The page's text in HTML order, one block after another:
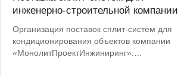
инженерно-строительной компании
Организация поставок сплит-систем для
кондиционирования объектов компании
«МонолитПроектИнжиниринг».